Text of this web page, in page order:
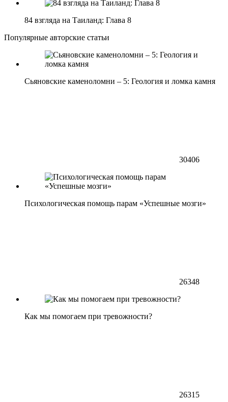
84 взгляда на Таиланд: Глава 8
Популярные авторские статьи
Сьяновские каменоломни – 5: Геология и ломка камня
30406
Психологическая помощь парам «Успешные мозги»
26348
Как мы помогаем при тревожности?
26315